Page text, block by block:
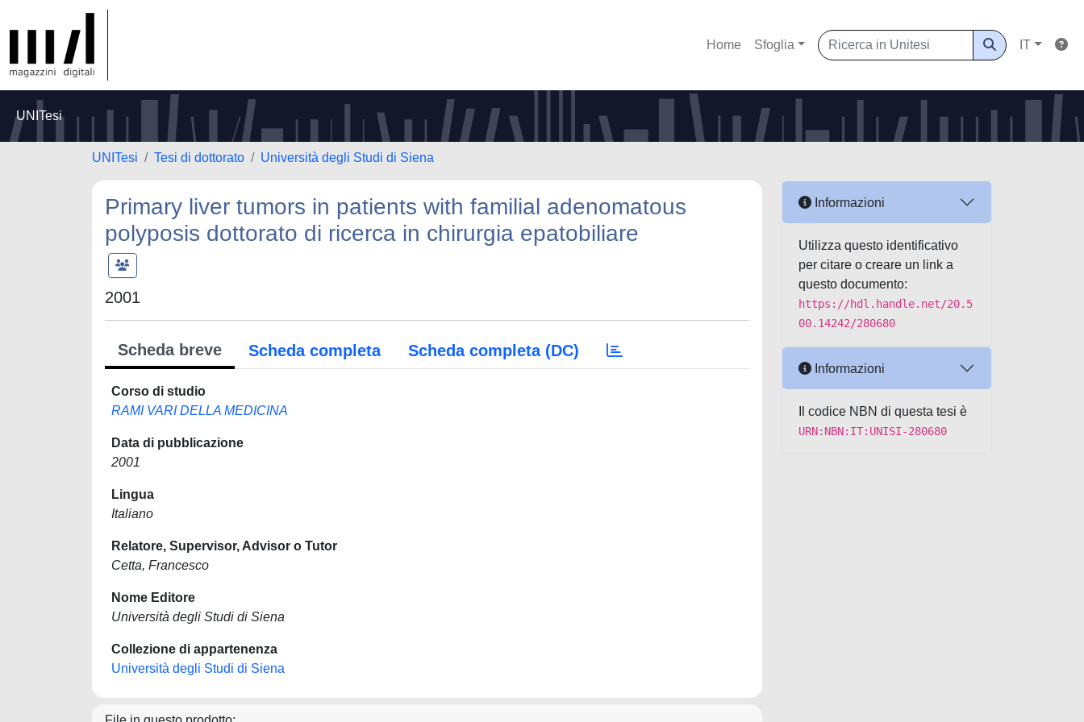
Home Sfoglia IT
UNITesi
UNITesi Tesi di dottorato Università degli Studi di Siena
Primary liver tumors in patients with familial adenomatous
polyposis dottorato di ricerca in chirurgia epatobiliare
2001
Scheda breve Scheda completa Scheda completa (DC)
Corso di studio
RAMI VARI DELLA MEDICINA
Data di pubblicazione
2001
Lingua
Italiano
Relatore, Supervisor, Advisor o Tutor
Cetta, Francesco
Nome Editore
Università degli Studi di Siena
Collezione di appartenenza
Università degli Studi di Siena
Informazioni
Utilizza questo identificativo
per citare o creare un link a
questo documento:
https://hdl.handle.net/20.5
00.14242/280680
Informazioni
Il codice NBN di questa tesi è
URN:NBN:IT:UNISI-280680